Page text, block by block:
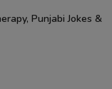
Punjabi Jokes &